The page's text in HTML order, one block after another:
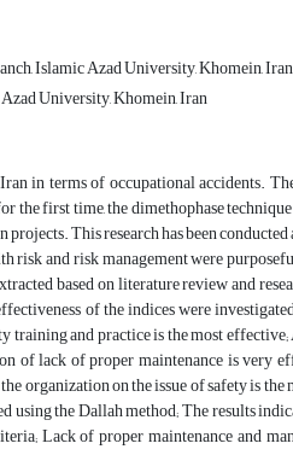
Islamic Azad University, Khomein, Iran
University, Khomein, Iran
in terms of occupational accidents.
the first time, the dimethophase
This research has been
and risk management were
based on literature review and
of the indices were
training and practice is the most
of lack of proper maintenance is very
organization on the issue of safety is
using the Dallah method; The results
Lack of proper maintenance and